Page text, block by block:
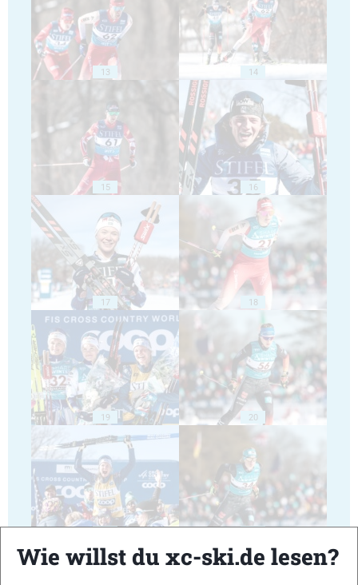
13 14
15 16
17 18
19 20
Wie willst du xc-ski.de lesen?